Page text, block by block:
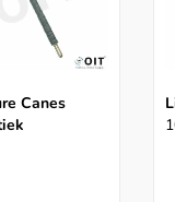
Canes